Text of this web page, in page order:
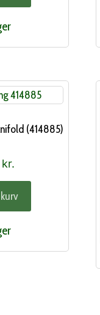
(414885)
kr.